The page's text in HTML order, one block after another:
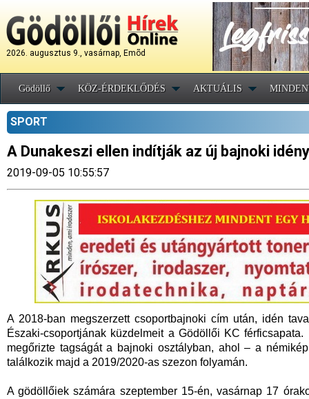
2026. augusztus 9., vasárnap, Emõd
Gödöllő KÖZ-ÉRDEKLŐDÉS AKTUÁLIS
SPORT
A Dunakeszi ellen indítják az új bajnoki
2019-09-05 10:55:57
A 2018-ban megszerzett csoportbajnoki cím után, idén
Északi-csoportjának küzdelmeit a Gödöllői KC
megőrizte tagságát a bajnoki osztályban, ahol – a
találkozik majd a 2019/2020-as szezon folyamán.
A gödöllőiek számára szeptember 15-én, vasárnap 17